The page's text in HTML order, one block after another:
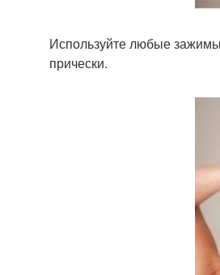
Используйте любые
прически.